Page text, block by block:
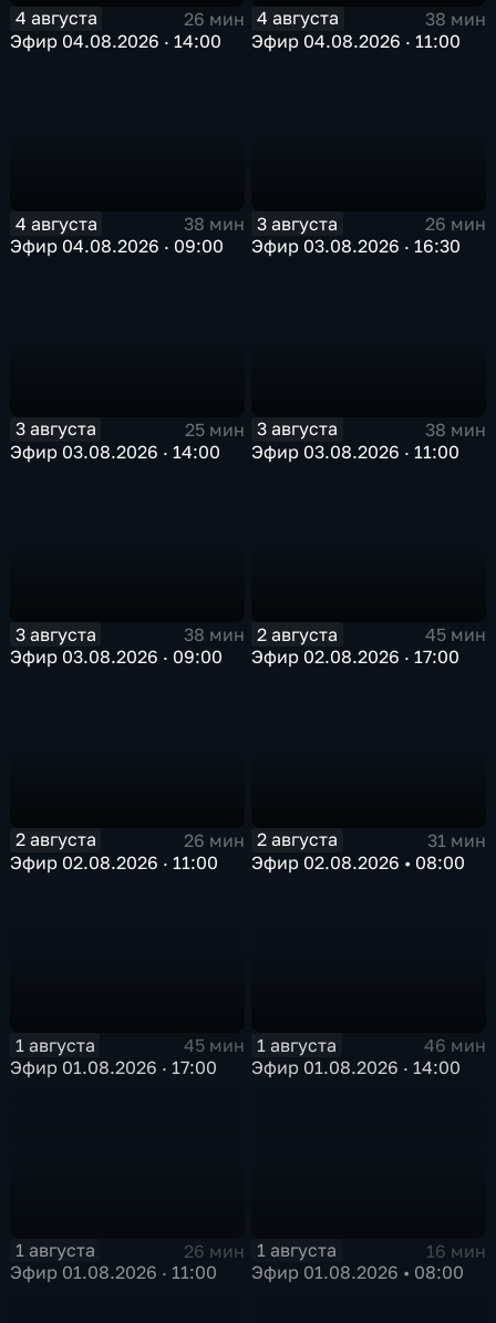
4 августа
26 мин
Эфир 04.08.2026 · 14:00
4 августа
38 мин
Эфир 04.08.2026 · 11:00
4 августа
38 мин
Эфир 04.08.2026 · 09:00
3 августа
26 мин
Эфир 03.08.2026 · 16:30
3 августа
25 мин
Эфир 03.08.2026 · 14:00
3 августа
38 мин
Эфир 03.08.2026 · 11:00
3 августа
38 мин
Эфир 03.08.2026 · 09:00
2 августа
45 мин
Эфир 02.08.2026 · 17:00
2 августа
26 мин
Эфир 02.08.2026 · 11:00
2 августа
31 мин
Эфир 02.08.2026 • 08:00
1 августа
45 мин
Эфир 01.08.2026 · 17:00
1 августа
46 мин
Эфир 01.08.2026 · 14:00
1 августа
26 мин
Эфир 01.08.2026 · 11:00
1 августа
16 мин
Эфир 01.08.2026 • 08:00